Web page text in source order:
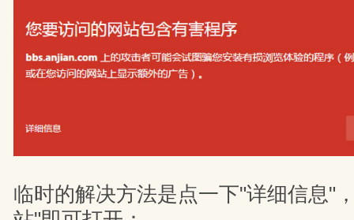
临时的解决方法是点一下"详细信息"